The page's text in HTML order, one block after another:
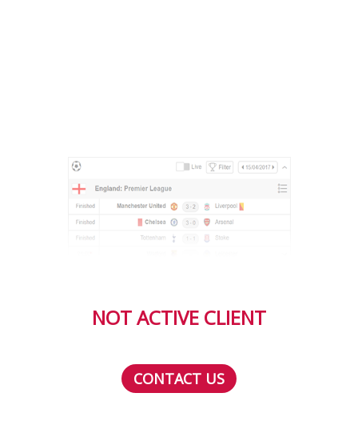
NOT ACTIVE CLIENT
CONTACT US